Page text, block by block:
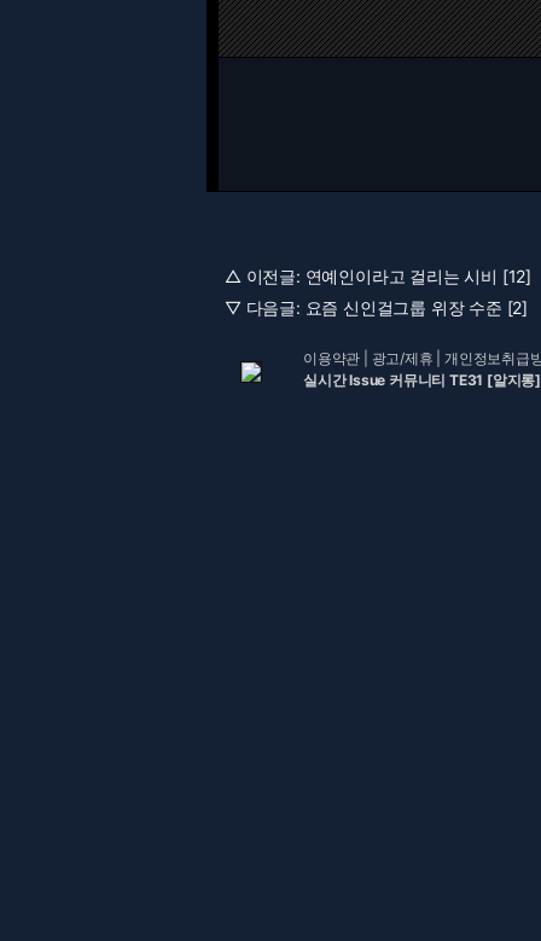
△ 이전글: 연예인이라고 걸리는 시비 [12]
▽ 다음글: 요즘 신인걸그룹 위장 수준 [2]
이용약관 광고/제휴 |개인정보취급
실시간 Issue 커뮤니티 TE31 [알지